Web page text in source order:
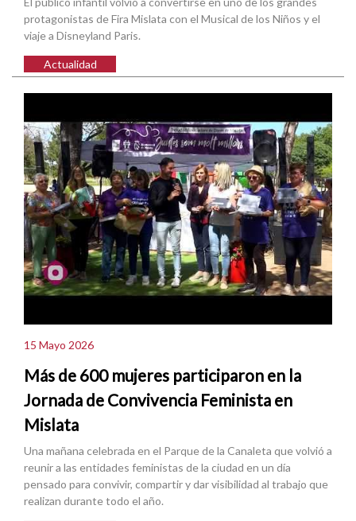
protagonistas de Fira Mislata con el Musical de los Niños y el
viaje a Disneyland Paris.
Actualidad
15 Mayo 2026
Más de 600 mujeres participaron en la
Jornada de Convivencia Feminista en
Mislata
Una mañana celebrada en el Parque de la Canaleta que volvió a
reunir a las entidades feministas de la ciudad en un día
pensado para convivir, compartir y dar visibilidad al trabajo que
realizan durante todo el año.